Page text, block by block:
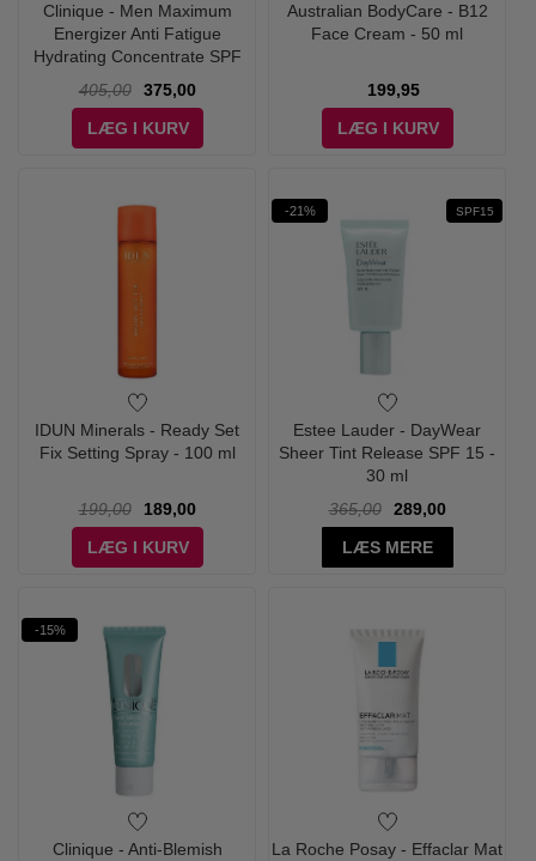
Clinique - Men Maximum
Energizer Anti Fatigue
Hydrating Concentrate SPF
405,00
375,00
LÆG I KURV
Australian BodyCare - B12
Face Cream - 50 ml
199,95
LÆG I KURV
IDUN Minerals - Ready Set
Fix Setting Spray - 100 ml
199,00
189,00
LÆG I KURV
-21% SPF15
Estee Lauder - DayWear
Sheer Tint Release SPF 15 -
30 ml
365,00
289,00
LÆS MERE
-15%
Clinique - Anti-Blemish
La Roche Posay - Effaclar Mat